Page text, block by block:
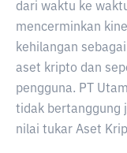
dari waktu ke
mencerminkan
kehilangan
aset kripto dan
pengguna. PT
tidak bertanggung
nilai tukar Aset